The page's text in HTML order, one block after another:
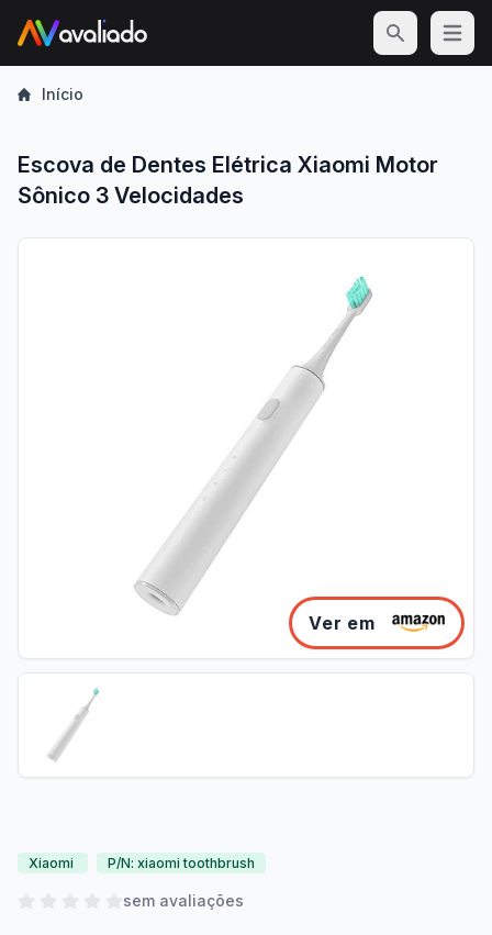
Open
Início
Escova de Dentes Elétrica Xiaomi Motor
Sônico 3 Velocidades
Ver em
Xiaomi P/N: xiaomi toothbrush
sem avaliações